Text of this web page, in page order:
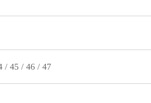
/ 45 / 46 / 47